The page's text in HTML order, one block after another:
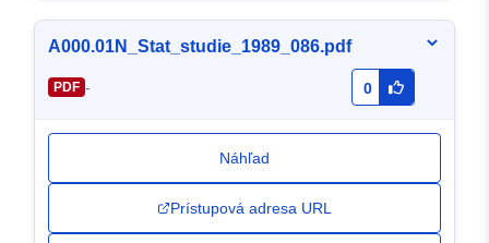
A000.01N_Stat_studie_1989_086.pdf
PDF - 0
Náhľad
Prístupová adresa URL